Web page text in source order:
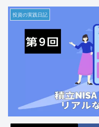
投資の実践日記